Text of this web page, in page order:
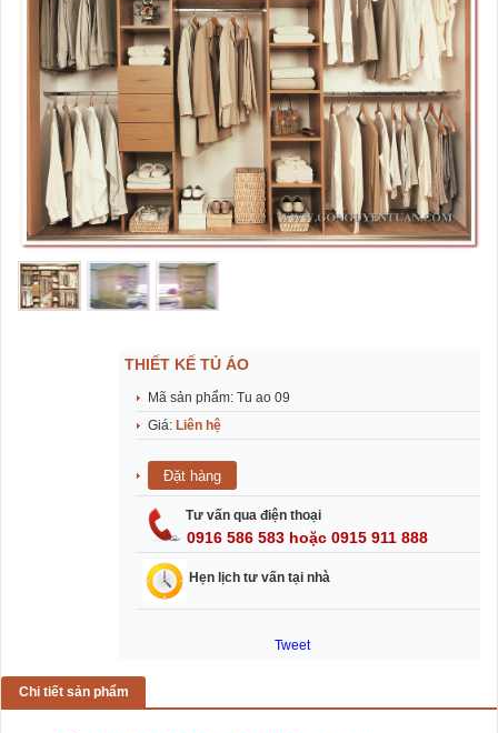
THIẾT KẾ TỦ ÁO
Mã sản phẩm: Tu ao 09
Giá: Liên hệ
Tư vấn qua điện thoại
0916 586 583 hoặc 0915 911 888
Hẹn lịch tư vấn tại nhà
Tweet
Chi tiết sản phẩm